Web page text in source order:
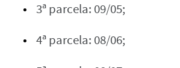
3ª parcela: 09/05;
4ª parcela: 08/06;